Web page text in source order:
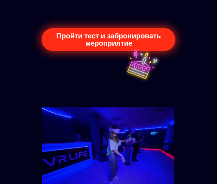
Пройти тест и забронировать
мероприятие